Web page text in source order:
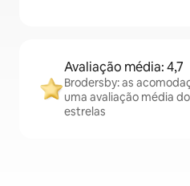
Avaliação média: 4,7
Brodersby: as
uma avaliação média
estrelas